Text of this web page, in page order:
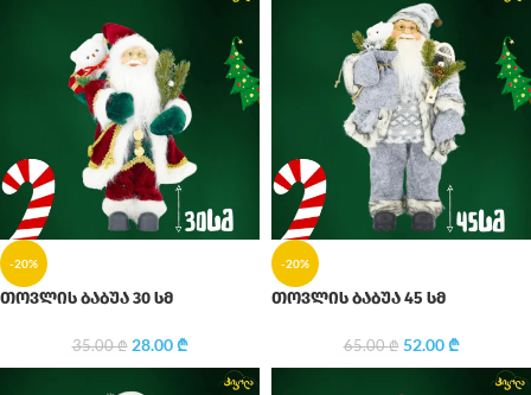
-20%
თოვლის ბაბუა 30 სმ
35.00₾ 28.00₾
-20%
თოვლის ბაბუა 45 სმ
65.00₾ 52.00₾